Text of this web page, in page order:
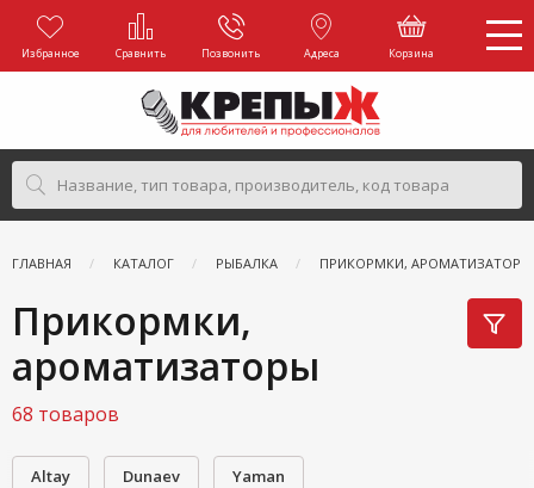
Избранное Сравнить Позвонить Адреса Корзина
ГЛАВНАЯ КАТАЛОГ РЫБАЛКА ПРИКОРМКИ, АРОМАТИЗАТОРЫ
Прикормки,
ароматизаторы
68 товаров
Altay Dunaev Yaman